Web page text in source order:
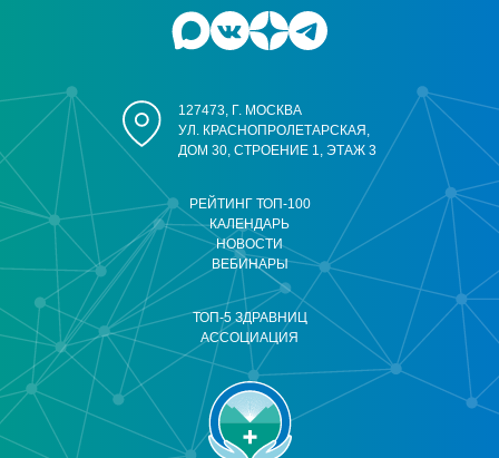
РЕЙТИНГ ТОП-100
КАЛЕНДАРЬ
НОВОСТИ
ВЕБИНАРЫ
ТОП-5 ЗДРАВНИЦ
АССОЦИАЦИЯ
127473, Г. МОСКВА
УЛ. КРАСНОПРОЛЕТАРСКАЯ,
ДОМ 30, СТРОЕНИЕ 1, ЭТАЖ 3